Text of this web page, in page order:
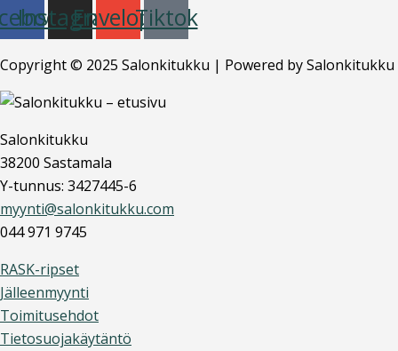
Instagram
EnvelopeTiktok
Copyright © 2025 Salonkitukku | Powered by Salonkitukku
Salonkitukku
38200 Sastamala
Y-tunnus: 3427445-6
myynti@salonkitukku.com
044 971 9745
RASK-ripset
Jälleenmyynti
Toimitusehdot
Tietosuojakäytäntö